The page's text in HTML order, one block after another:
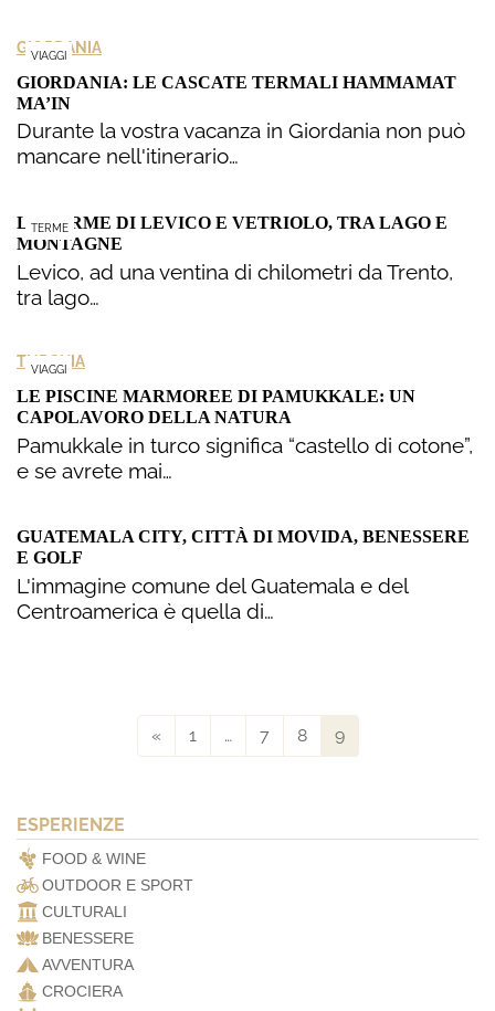
VIAGGI
GIORDANIA
GIORDANIA: LE CASCATE TERMALI HAMMAMAT
MA’IN
Durante la vostra vacanza in Giordania non può
mancare nell'itinerario…
TERME
LE TERME DI LEVICO E VETRIOLO, TRA LAGO E
MONTAGNE
Levico, ad una ventina di chilometri da Trento,
tra lago…
VIAGGI
TURCHIA
LE PISCINE MARMOREE DI PAMUKKALE: UN
CAPOLAVORO DELLA NATURA
Pamukkale in turco significa “castello di cotone”,
e se avrete mai…
GUATEMALA CITY, CITTÀ DI MOVIDA, BENESSERE
E GOLF
L'immagine comune del Guatemala e del
Centroamerica è quella di…
« 1 … 7 8 9
ESPERIENZE
FOOD & WINE
OUTDOOR E SPORT
CULTURALI
BENESSERE
AVVENTURA
CROCIERA